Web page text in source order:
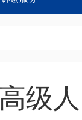
级